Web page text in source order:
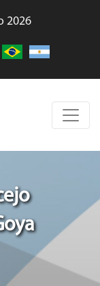
2026